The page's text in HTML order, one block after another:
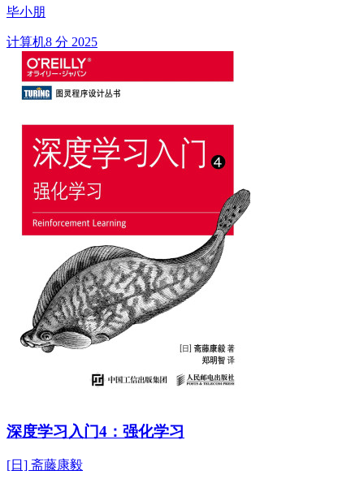
毕小朋
计算机8 分 2025
深度学习入门4：强化学习
[日] 斋藤康毅